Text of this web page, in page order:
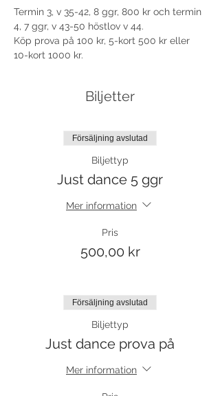
Termin 3, v 35-42, 8 ggr, 800 kr och termin
4, 7 ggr, v 43-50 höstlov v 44.
Köp prova på 100 kr, 5-kort 500 kr eller
10-kort 1000 kr.
Biljetter
Försäljning avslutad
Biljettyp
Just dance 5 ggr
Mer information
Pris
500,00 kr
Försäljning avslutad
Biljettyp
Just dance prova på
Mer information